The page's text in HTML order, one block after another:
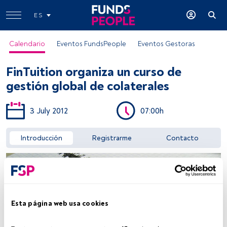
Esta página web usa cookies
ES
Calendario Eventos FundsPeople Eventos Gestoras
FinTuition organiza un curso de
gestión global de colaterales
3 July 2012 07:00h
Introducción Registrarme Contacto